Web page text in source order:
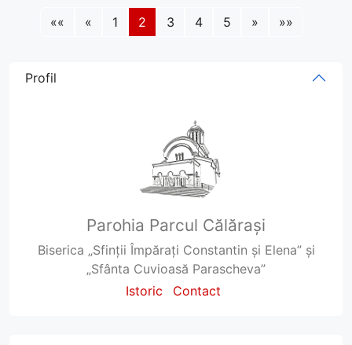
«« « 1 2 3 4 5 » »»
Profil
Parohia Parcul Călărași
Biserica „Sfinții Împărați Constantin și Elena” și
„Sfânta Cuvioasă Parascheva”
Istoric
Contact